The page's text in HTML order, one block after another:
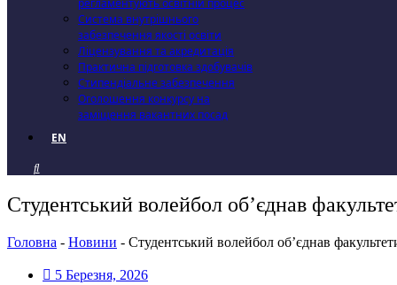
регламентують освітній процес
Система внутрішнього
забезпечення якості освіти
Ліцензування та акредитація
Практична підготовка здобувачів
Стипендіальне забезпечення
Оголошення конкурсу на
заміщення вакантних посад
EN
Студентський волейбол об’єднав
Головна - Новини - Студентський волейбол об’єднав
5 Березня, 2026